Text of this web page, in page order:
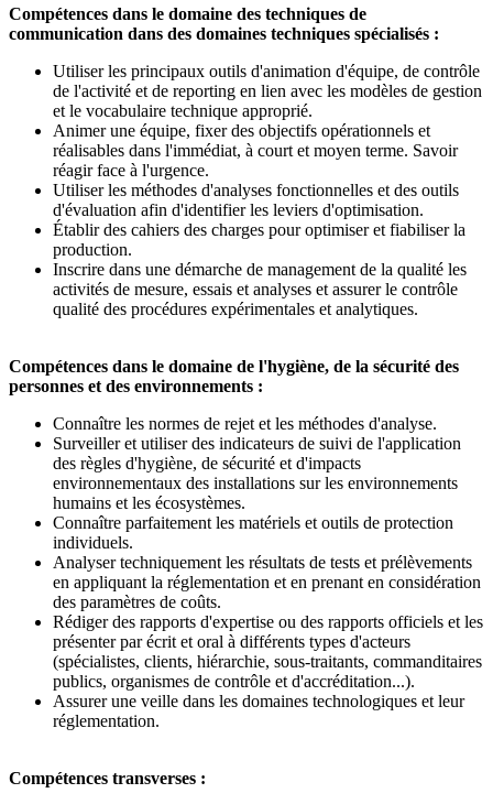
Compétences dans le domaine des techniques de
communication dans des domaines techniques spécialisés :
Utiliser les principaux outils d'animation d'équipe, de contrôle
de l'activité et de reporting en lien avec les modèles de gestion
et le vocabulaire technique approprié.
Animer une équipe, fixer des objectifs opérationnels et
réalisables dans l'immédiat, à court et moyen terme. Savoir
réagir face à l'urgence.
Utiliser les méthodes d'analyses fonctionnelles et des outils
d'évaluation afin d'identifier les leviers d'optimisation.
Établir des cahiers des charges pour optimiser et fiabiliser la
production.
Inscrire dans une démarche de management de la qualité les
activités de mesure, essais et analyses et assurer le contrôle
qualité des procédures expérimentales et analytiques.
Compétences dans le domaine de l'hygiène, de la sécurité des
personnes et des environnements :
Connaître les normes de rejet et les méthodes d'analyse.
Surveiller et utiliser des indicateurs de suivi de l'application
des règles d'hygiène, de sécurité et d'impacts
environnementaux des installations sur les environnements
humains et les écosystèmes.
Connaître parfaitement les matériels et outils de protection
individuels.
Analyser techniquement les résultats de tests et prélèvements
en appliquant la réglementation et en prenant en considération
des paramètres de coûts.
Rédiger des rapports d'expertise ou des rapports officiels et les
présenter par écrit et oral à différents types d'acteurs
(spécialistes, clients, hiérarchie, sous-traitants, commanditaires
publics, organismes de contrôle et d'accréditation...).
Assurer une veille dans les domaines technologiques et leur
réglementation.
Compétences transverses :